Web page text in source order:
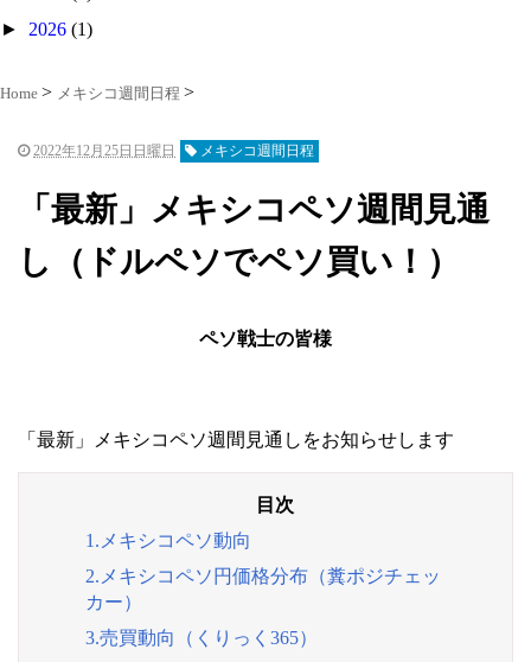
► 2026 (1)
Home メキシコ週間日程
2022年12月25日日曜日 メキシコ週間日程
「最新」メキシコペソ週間見通
し（ドルペソでペソ買い！）
ペソ戦士の皆様
「最新」メキシコペソ週間見通しをお知らせします
1.メキシコペソ動向
2.メキシコペソ円価格分布（糞ポジチェッ
カー）
3.売買動向（くりっく365）